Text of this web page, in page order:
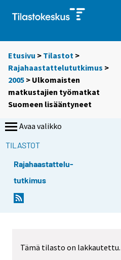
Etusivu > Tilastot >
Rajahaastattelututkimus >
2005 > Ulkomaisten
matkustajien työmatkat
Suomeen lisääntyneet
Avaa valikko
TILASTOT
Rajahaastattelu-
tutkimus
Tämä tilasto on lakkautettu.